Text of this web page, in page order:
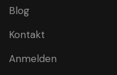
Blog
Kontakt
Anmelden